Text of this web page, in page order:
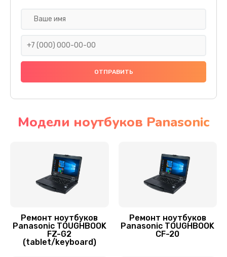
Замена разъёмов (HDMI, DVI, Дисплей порта)
Замена оперативной памяти
Замена Wi-Fi ноутбука Panasonic
Заказать
Модели ноутбуков Panasonic
Ремонт ноутбуков
Panasonic TOUGHBOOK
FZ-G2
(tablet/keyboard)
Ремонт ноутбуков
Panasonic TOUGHBOOK
CF-20